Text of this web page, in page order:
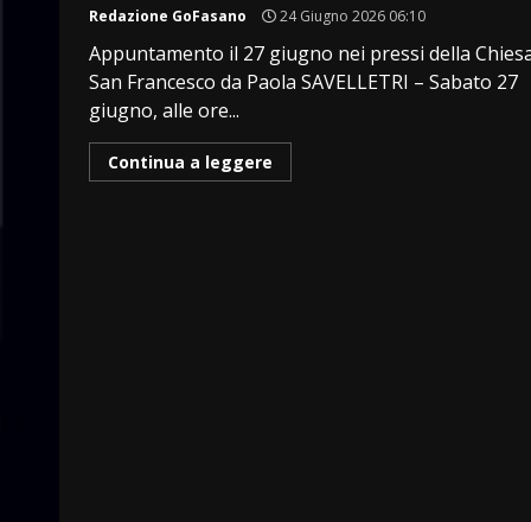
Redazione GoFasano 24 Giugno 2026 06:10
Appuntamento il 27 giugno nei pressi della
San Francesco da Paola SAVELLETRI – Sabato 27
giugno, alle ore...
Continua a leggere